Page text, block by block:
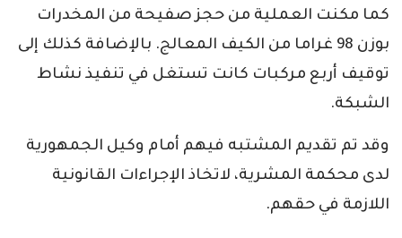
كما مكنت العملية من حجز صفيحة من المخدرات
بوزن 98 غراما من الكيف المعالج. بالإضافة كذلك إلى
توقيف أربع مركبات كانت تستغل في تنفيذ نشاط
الشبكة.
وقد تم تقديم المشتبه فيهم أمام وكيل الجمهورية
لدى محكمة المشرية، لاتخاذ الإجراءات القانونية
اللازمة في حقهم.